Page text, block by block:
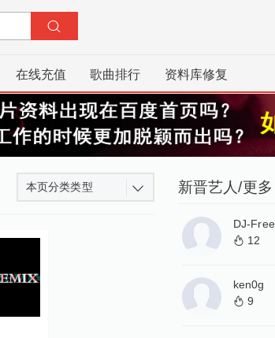
在线充值 歌曲排行 资料库修复
本页分类类型 新晋艺人/更多
DJ-Free
12
ken0g
9